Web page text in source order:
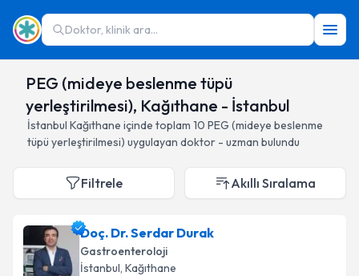
Doktor, klinik ara...
PEG (mideye beslenme tüpü
yerleştirilmesi), Kağıthane - İstanbul
İstanbul Kağıthane içinde toplam 10 PEG (mideye beslenme
tüpü yerleştirilmesi) uygulayan doktor - uzman bulundu
Filtrele Akıllı Sıralama
Doç. Dr. Serdar Durak
Gastroenteroloji
İstanbul, Kağıthane